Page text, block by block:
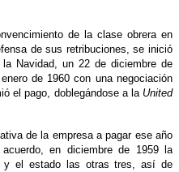
de la clase obrera en
de sus retribuciones, se inició
Navidad, un 22 de diciembre de
de 1960 con una negociación
el pago, doblegándose a la United
de la empresa a pagar ese año
en diciembre de 1959 la
y el estado las otras tres, así de